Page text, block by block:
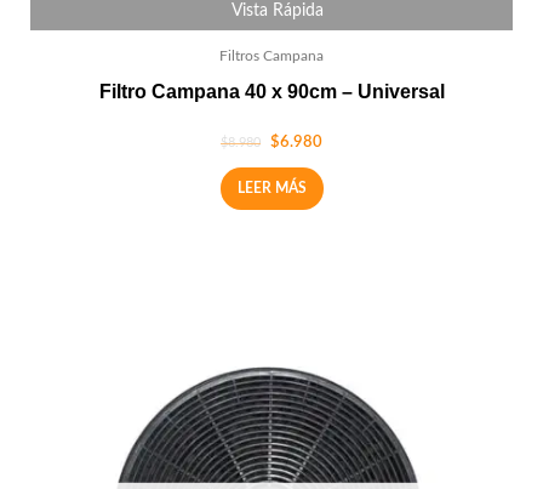
Vista Rápida
Filtros Campana
Filtro Campana 40 x 90cm – Universal
$8.980 $6.980
LEER MÁS